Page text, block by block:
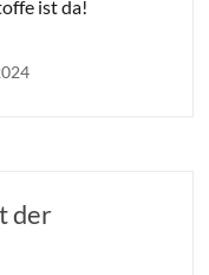
ist da!
der